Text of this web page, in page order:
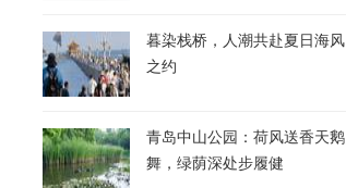
暮染栈桥，人潮共赴夏日海风
之约
青岛中山公园：荷风送香天鹅
舞，绿荫深处步履健